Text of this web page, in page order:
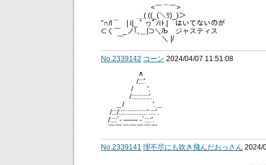
<￣⌒￣>
＿( ((_(＼ﾘ)_)＞
″∩/l⌒ゝ| i|_ ﾟ ヮﾟﾉiﾄ.| はいてないのが
⊂く￣ _ノ!.,＿|⊃＼/Ь ジャスティス
￣ ＼ |/
No.2339142 コーン 2024/04/07 11:51:08
∧
/:::'.
/ '.
/::::::::::'.
＿/ '.＿
/:::/::::::::::::::::'.:::'.
/::::`- ―― -´::::'.
￣￣￣￣￣￣￣
No.2339141 理不尽にも吹き飛んだおっさん 2024/